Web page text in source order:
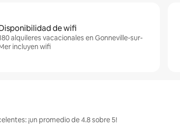
de wifi
alquileres vacacionales en Gonneville-sur-
incluyen wifi
¡un promedio de 4.8 sobre 5!